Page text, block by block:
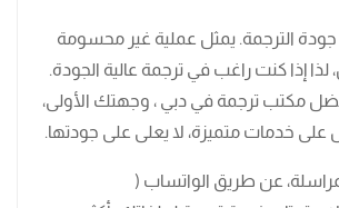
جودة الترجمة. يمثل عملية غير محسومة
لذا إذا كنت راغب في ترجمة عالية الجودة.
مكتب ترجمة في دبي ، وجهتك الأولى،
على خدمات متميزة، لا يعلى على جودتها.
عن طريق الواتساب (